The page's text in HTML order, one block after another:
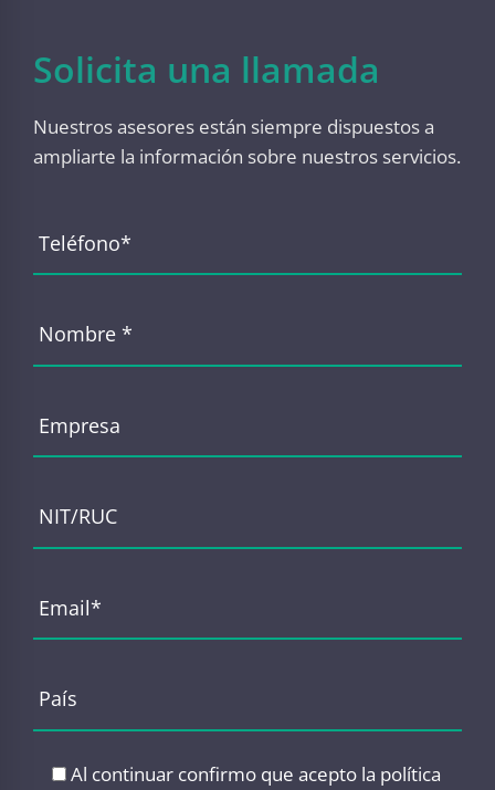
Solicita una llamada
Nuestros asesores están siempre dispuestos a
ampliarte la información sobre nuestros servicios.
Al continuar confirmo que acepto la política